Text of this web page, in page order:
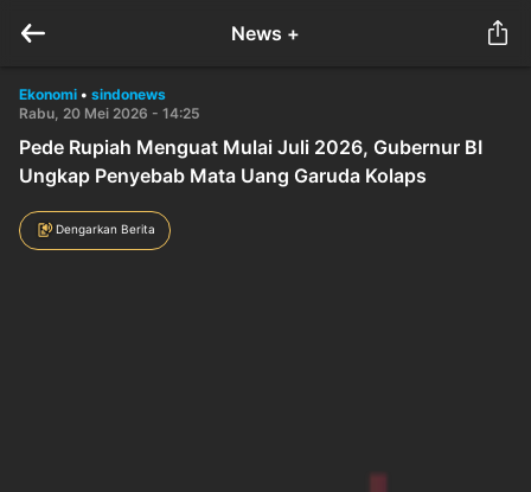
News +
Ekonomi • sindonews
Rabu, 20 Mei 2026 - 14:25
Pede Rupiah Menguat Mulai Juli 2026, Gubernur BI
Ungkap Penyebab Mata Uang Garuda Kolaps
Dengarkan Berita